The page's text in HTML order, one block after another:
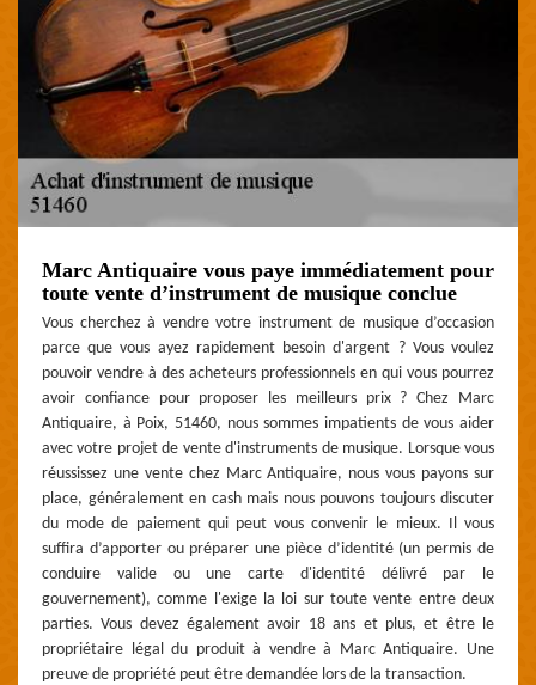
Marc Antiquaire vous paye immédiatement pour
toute vente d’instrument de musique conclue
Vous cherchez à vendre votre instrument de musique d’occasion
parce que vous ayez rapidement besoin d'argent ? Vous voulez
pouvoir vendre à des acheteurs professionnels en qui vous pourrez
avoir confiance pour proposer les meilleurs prix ? Chez Marc
Antiquaire, à Poix, 51460, nous sommes impatients de vous aider
avec votre projet de vente d'instruments de musique. Lorsque vous
réussissez une vente chez Marc Antiquaire, nous vous payons sur
place, généralement en cash mais nous pouvons toujours discuter
du mode de paiement qui peut vous convenir le mieux. Il vous
suffira d’apporter ou préparer une pièce d’identité (un permis de
conduire valide ou une carte d'identité délivré par le
gouvernement), comme l'exige la loi sur toute vente entre deux
parties. Vous devez également avoir 18 ans et plus, et être le
propriétaire légal du produit à vendre à Marc Antiquaire. Une
preuve de propriété peut être demandée lors de la transaction.